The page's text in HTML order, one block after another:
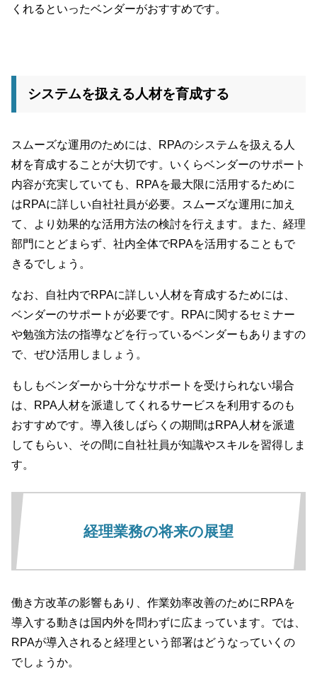
くれるといったベンダーがおすすめです。
システムを扱える人材を育成する
スムーズな運用のためには、RPAのシステムを扱える人
材を育成することが大切です。いくらベンダーのサポート
内容が充実していても、RPAを最大限に活用するために
はRPAに詳しい自社社員が必要。スムーズな運用に加え
て、より効果的な活用方法の検討を行えます。また、経理
部門にとどまらず、社内全体でRPAを活用することもで
きるでしょう。
なお、自社内でRPAに詳しい人材を育成するためには、
ベンダーのサポートが必要です。RPAに関するセミナー
や勉強方法の指導などを行っているベンダーもありますの
で、ぜひ活用しましょう。
もしもベンダーから十分なサポートを受けられない場合
は、RPA人材を派遣してくれるサービスを利用するのも
おすすめです。導入後しばらくの期間はRPA人材を派遣
してもらい、その間に自社社員が知識やスキルを習得しま
す。
経理業務の将来の展望
働き方改革の影響もあり、作業効率改善のためにRPAを
導入する動きは国内外を問わずに広まっています。では、
RPAが導入されると経理という部署はどうなっていくの
でしょうか。